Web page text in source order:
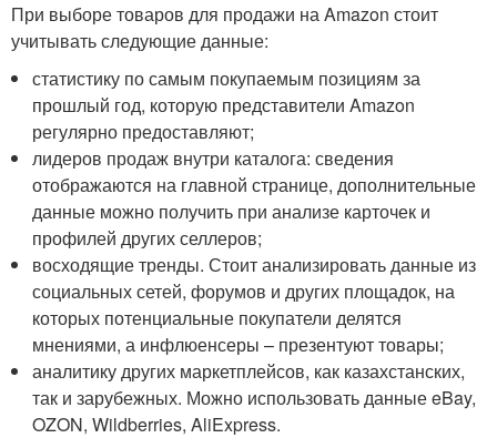
При выборе товаров для продажи на Amazon стоит
учитывать следующие данные:
статистику по самым покупаемым позициям за
прошлый год, которую представители Amazon
регулярно предоставляют;
лидеров продаж внутри каталога: сведения
отображаются на главной странице, дополнительные
данные можно получить при анализе карточек и
профилей других селлеров;
восходящие тренды. Стоит анализировать данные из
социальных сетей, форумов и других площадок, на
которых потенциальные покупатели делятся
мнениями, а инфлюенсеры – презентуют товары;
аналитику других маркетплейсов, как казахстанских,
так и зарубежных. Можно использовать данные eBay,
OZON, Wildberries, AliExpress.